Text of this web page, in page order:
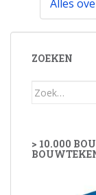
Alles
ZOEKEN
Zoek
> 10.000